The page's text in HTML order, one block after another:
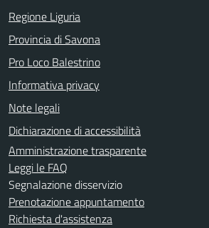
Regione Liguria
Provincia di Savona
Pro Loco Balestrino
Informativa privacy
Note legali
Dichiarazione di accessibilità
Amministrazione trasparente
Leggi le FAQ
Segnalazione disservizio
Prenotazione appuntamento
Richiesta d'assistenza